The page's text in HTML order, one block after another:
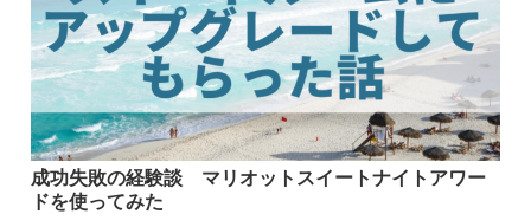
成功失敗の経験談 マリオットスイートナイトアワー
ドを使ってみた